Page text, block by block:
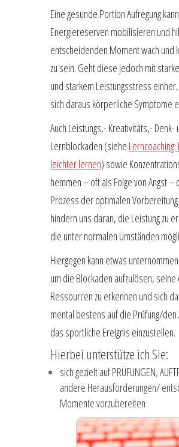
Eine gesunde Portion Aufregung kann
Energiereserven mobilisieren und
entscheidenden Moment wach und
zu sein. Geht diese jedoch mit
und starkem Leistungsstress
sich daraus körperliche Symptome
Auch Leistungs,- Kreativitäts,- Denk-
Lernblockaden (siehe
leichter lernen) sowie
hemmen – oft als Folge von Angst –
Prozess der optimalen
hindern uns daran, die Leistung zu
die unter normalen Umständen
Hiergegen kann etwas
um die Blockaden aufzulösen, seine
Ressourcen zu erkennen und sich
mental bestens auf die Prüfung/
das sportliche Ereignis einzustellen.
Hierbei unterstütze ich Sie:
sich gezielt auf PRÜFUNGEN,
andere Herausforderungen/
Momente vorzubereiten